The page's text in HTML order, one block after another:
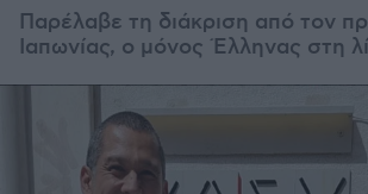
Παρέλαβε τη διάκριση από τον
Ιαπωνίας, ο μόνος Έλληνας στη